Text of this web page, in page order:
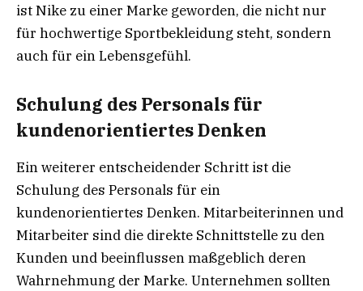
ist Nike zu einer Marke geworden, die nicht nur
für hochwertige Sportbekleidung steht, sondern
auch für ein Lebensgefühl.
Schulung des Personals für
kundenorientiertes Denken
Ein weiterer entscheidender Schritt ist die
Schulung des Personals für ein
kundenorientiertes Denken. Mitarbeiterinnen und
Mitarbeiter sind die direkte Schnittstelle zu den
Kunden und beeinflussen maßgeblich deren
Wahrnehmung der Marke. Unternehmen sollten